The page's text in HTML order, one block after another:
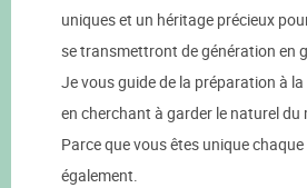
uniques et un héritage précieux
se transmettront de génération en
Je vous guide de la préparation à
en cherchant à garder le naturel du
Parce que vous êtes unique
également.